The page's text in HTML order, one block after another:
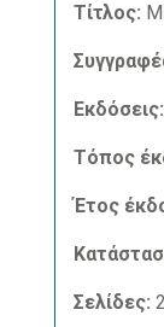
Τίτλος:
Εκδόσεις:
Τόπος
Έτος
Σελίδες: